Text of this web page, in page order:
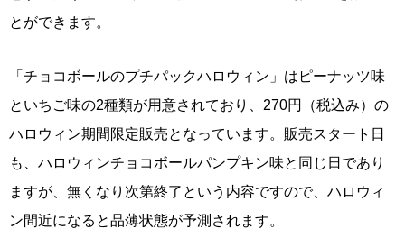
とができます。
「チョコボールのプチパックハロウィン」はピーナッツ味
といちご味の2種類が用意されており、270円（税込み）の
ハロウィン期間限定販売となっています。販売スタート日
も、ハロウィンチョコボールパンプキン味と同じ日であり
ますが、無くなり次第終了という内容ですので、ハロウィ
ン間近になると品薄状態が予測されます。